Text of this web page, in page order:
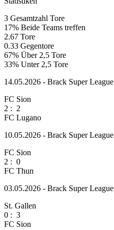
3 Gesamtzahl Tore
17% Beide Teams treffen
2.67 Tore
0.33 Gegentore
67% Über 2,5 Tore
33% Unter 2,5 Tore
14.05.2026 - Brack Super League
FC Sion
2 : 2
FC Lugano
10.05.2026 - Brack Super League
FC Sion
2 : 0
FC Thun
03.05.2026 - Brack Super League
St. Gallen
0 : 3
FC Sion